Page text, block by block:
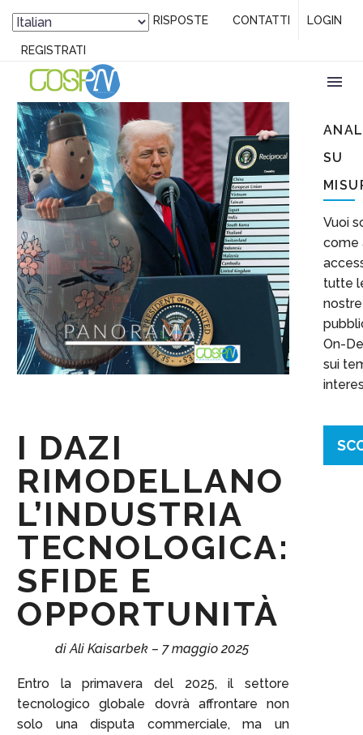
DOMANDE / RISPOSTE CONTATTI LOGIN
REGISTRATI
I DAZI RIMODELLANO L’INDUSTRIA TECNOLOGICA:
SFIDE E OPPORTUNITÀ
I DAZI
RIMODELLANO
L’INDUSTRIA
TECNOLOGICA:
SFIDE E
OPPORTUNITÀ
di Ali Kaisarbek – 7 maggio 2025
Entro la primavera del 2025, il settore
tecnologico globale dovrà affrontare non
solo una disputa commerciale, ma un
SU
Vuoi
come
tutte
nostre
On-
sui